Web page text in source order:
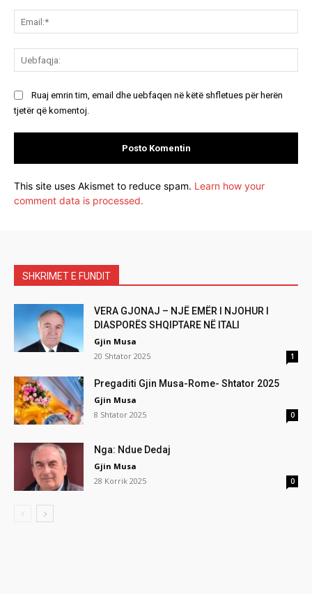
Ruaj emrin tim, email dhe uebfaqen në këtë shfletues për herën
tjetër që komentoj.
This site uses Akismet to reduce spam. Learn how your
comment data is processed.
SHKRIMET E FUNDIT
VERA GJONAJ – NJË EMËR I NJOHUR I
DIASPORËS SHQIPTARE NË ITALI
Gjin Musa
20 Shtator 2025
1
Pregaditi Gjin Musa-Rome- Shtator 2025
Gjin Musa
8 Shtator 2025
0
Nga: Ndue Dedaj
Gjin Musa
28 Korrik 2025
0